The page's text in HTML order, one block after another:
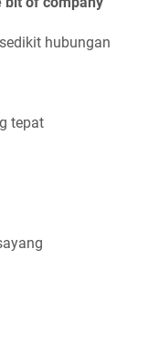
hubungan
tepat